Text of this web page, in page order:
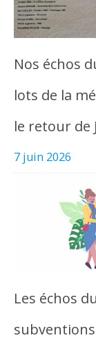
Nos échos
lots de la
le retour de
7 juin 2026
Les échos